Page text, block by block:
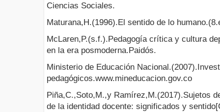
Ciencias Sociales.
Maturana,H.(1996).El sentido de lo
McLaren,P.(s.f.).Pedagogía crítica y cultura
en la era posmoderna.Paidós.
Ministerio de Educación
pedagógicos.www.mineducacion.gov.co
Piña,C.,Soto,M.,y Ramírez,M.(2017).Sujetos
de la identidad docente: significados y